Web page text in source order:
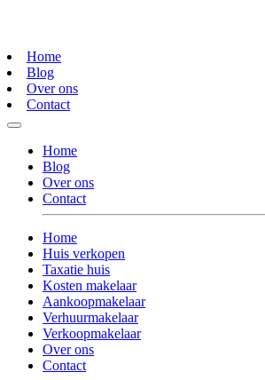
Home
Blog
Over ons
Contact
Home
Blog
Over ons
Contact
Home
Huis verkopen
Taxatie huis
Kosten makelaar
Aankoopmakelaar
Verhuurmakelaar
Verkoopmakelaar
Over ons
Contact